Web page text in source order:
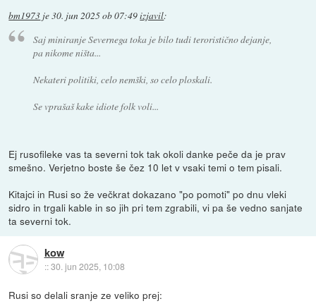
bm1973 je30. jun 2025 ob 07:49izjavil:
Saj miniranje Severnega toka je bilo tudi teroristično dejanje,
pa nikome ništa...
Nekateri politiki, celo nemški, so celo ploskali.
Se vprašaš kake idiote folk voli...
Ej rusofileke vas ta severni tok tak okoli danke peče da je prav
smešno. Verjetno boste še čez 10 let v vsaki temi o tem pisali.
Kitajci in Rusi so že večkrat dokazano "po pomoti" po dnu vleki
sidro in trgali kable in so jih pri tem zgrabili, vi pa še vedno sanjate
ta severni tok.
kow
::30. jun 2025, 10:08
Rusi so delali sranje ze veliko prej: